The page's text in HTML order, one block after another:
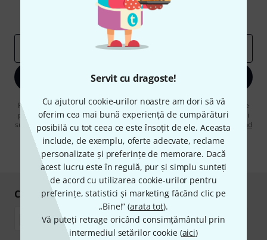
Servit cu dragoste!
Cu ajutorul cookie-urilor noastre am dori să vă
oferim cea mai bună experiență de cumpărături
posibilă cu tot ceea ce este însoțit de ele. Aceasta
include, de exemplu, oferte adecvate, reclame
personalizate și preferințe de memorare. Dacă
acest lucru este în regulă, pur și simplu sunteți
de acord cu utilizarea cookie-urilor pentru
preferințe, statistici și marketing făcând clic pe
„Bine!” (arata tot).
Vă puteți retrage oricând consimțământul prin
intermediul setărilor cookie (aici)
Contribuții inspiraționale
Perspectivele Thomann
Înscrie-te acum
Făcând clic pe „Înscrie-te acum”, sunteți de acord să primiți publicitate
prin e-mail. Vă puteți dezabona în orice moment. Puteți găsi informații
suplimentare despre buletinul informativ înregulamentul nostru privind
protecția datelor.
* Necesar
Cumpărați și plătiți în siguranță